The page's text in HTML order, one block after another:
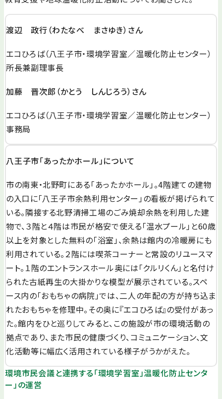
渡辺 政行（わたなべ まさゆき）さん
エコひろば（八王子市・環境学習室／温暖化防止センター）
所長兼副理事長
加藤 晋次郎（かとう しんじろう）さん
エコひろば（八王子市・環境学習室／温暖化防止センター）
事務局
八王子市「あったかホール」について
市の南東・北野町にある「あったかホール」。4階建ての建物
の入口に「八王子市余熱利用センター」の看板が掲げられて
いる。隣接する北野清掃工場のごみ焼却余熱を利用した建
物で、３階と４階は市民が格安で使える「温水プール」と60歳
以上を対象とした無料の「浴室」、余熱は館内の冷暖房にも
利用されている。２階には喫茶コーナーと常設のリユースマ
ート。１階のエントランスホール奥には「クルリくん」と名付け
られた古紙再生の大掛かりな模型が展示されている。スペ
ース内の「おもちゃの病院」では、二人の年配の方が持ち込ま
れたおもちゃを修理中。その奥に『エコひろば』の受付があっ
た。館内をひと巡りしてみると、この施設が市の環境活動の
拠点であり、また市民の健康づくり、コミュニケーション、文
化活動等に幅広く活用されている様子がうかがえた。
環境市民会議と連携する「環境学習室」温暖化防止センタ
ー」の運営